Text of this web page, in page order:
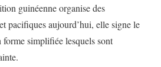
guinéenne organise des
pacifiques aujourd’hui, elle signe le
forme simplifiée lesquels sont